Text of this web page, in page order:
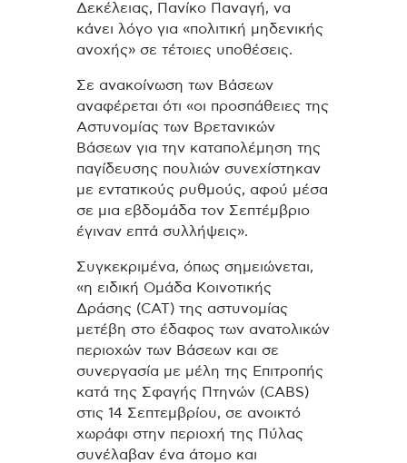
Δεκέλειας, Πανίκο Παναγή, να
κάνει λόγο για «πολιτική μηδενικής
ανοχής» σε τέτοιες υποθέσεις.
Σε ανακοίνωση των Βάσεων
αναφέρεται ότι «οι προσπάθειες της
Αστυνομίας των Βρετανικών
Βάσεων για την καταπολέμηση της
παγίδευσης πουλιών συνεχίστηκαν
με εντατικούς ρυθμούς, αφού μέσα
σε μια εβδομάδα τον Σεπτέμβριο
έγιναν επτά συλλήψεις».
Συγκεκριμένα, όπως σημειώνεται,
«η ειδική Ομάδα Κοινοτικής
Δράσης (CAT) της αστυνομίας
μετέβη στο έδαφος των ανατολικών
περιοχών των Βάσεων και σε
συνεργασία με μέλη της Επιτροπής
κατά της Σφαγής Πτηνών (CABS)
στις 14 Σεπτεμβρίου, σε ανοικτό
χωράφι στην περιοχή της Πύλας
συνέλαβαν ένα άτομο και